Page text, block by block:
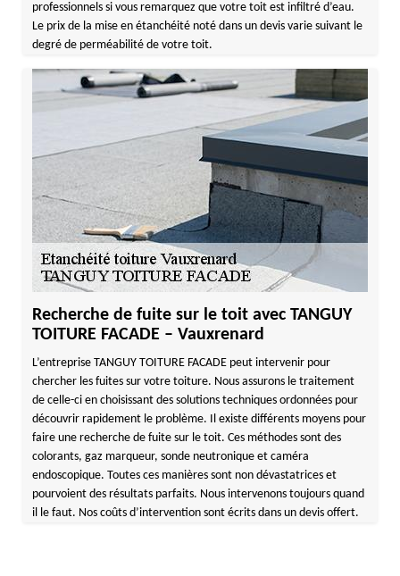
professionnels si vous remarquez que votre toit est infiltré d’eau.
Le prix de la mise en étanchéité noté dans un devis varie suivant le
degré de perméabilité de votre toit.
Recherche de fuite sur le toit avec TANGUY
TOITURE FACADE – Vauxrenard
L’entreprise TANGUY TOITURE FACADE peut intervenir pour
chercher les fuites sur votre toiture. Nous assurons le traitement
de celle-ci en choisissant des solutions techniques ordonnées pour
découvrir rapidement le problème. Il existe différents moyens pour
faire une recherche de fuite sur le toit. Ces méthodes sont des
colorants, gaz marqueur, sonde neutronique et caméra
endoscopique. Toutes ces manières sont non dévastatrices et
pourvoient des résultats parfaits. Nous intervenons toujours quand
il le faut. Nos coûts d’intervention sont écrits dans un devis offert.